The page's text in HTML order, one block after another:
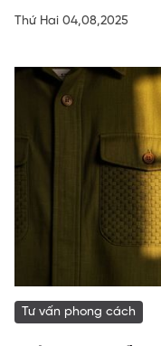
Thứ Hai 04,08,2025
Tư vấn phong cách